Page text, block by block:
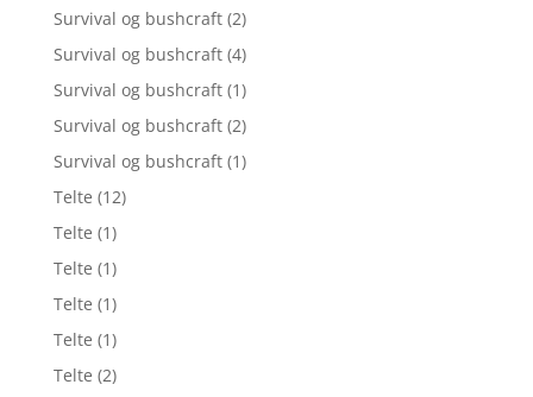
Survival og bushcraft (2)
Survival og bushcraft (4)
Survival og bushcraft (1)
Survival og bushcraft (2)
Survival og bushcraft (1)
Telte (12)
Telte (1)
Telte (1)
Telte (1)
Telte (1)
Telte (2)